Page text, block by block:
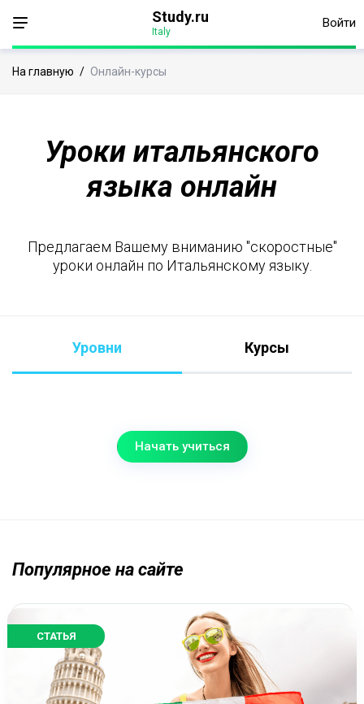
Study.ru
Italy
Войти
На главную / Онлайн-курсы
Уроки итальянского
языка онлайн
Предлагаем Вашему вниманию "скоростные"
уроки онлайн по Итальянскому языку.
Уровни Курсы
Начать учиться
Популярное на сайте
СТАТЬЯ